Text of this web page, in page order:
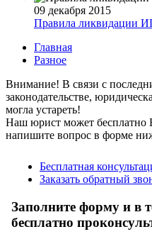
09 декабря 2015
Правила ликвидации
Главная
Разное
Внимание! В связи с
законодательстве,
могла устареть!
Наш юрист может бесплатно
напишите вопрос в форме